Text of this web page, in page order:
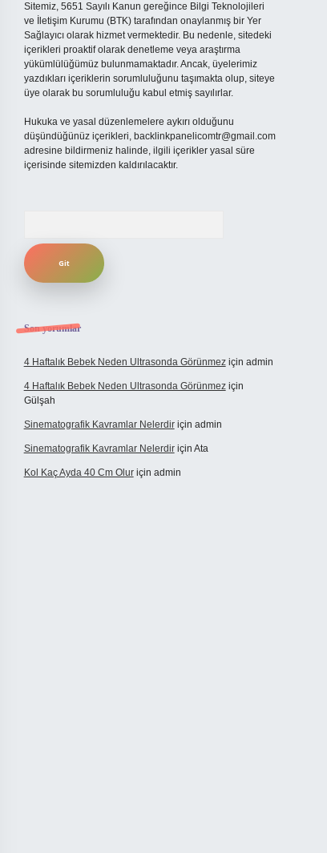
Sitemiz, 5651 Sayılı Kanun gereğince Bilgi Teknolojileri
ve İletişim Kurumu (BTK) tarafından onaylanmış bir Yer
Sağlayıcı olarak hizmet vermektedir. Bu nedenle, sitedeki
içerikleri proaktif olarak denetleme veya araştırma
yükümlülüğümüz bulunmamaktadır. Ancak, üyelerimiz
yazdıkları içeriklerin sorumluluğunu taşımakta olup, siteye
üye olarak bu sorumluluğu kabul etmiş sayılırlar.
Hukuka ve yasal düzenlemelere aykırı olduğunu
düşündüğünüz içerikleri, backlinkpanelicomtr@gmail.com
adresine bildirmeniz halinde, ilgili içerikler yasal süre
içerisinde sitemizden kaldırılacaktır.
Son yorumlar
4 Haftalık Bebek Neden Ultrasonda Görünmeziçin admin
4 Haftalık Bebek Neden Ultrasonda Görünmeziçin
Gülşah
Sinematografik Kavramlar Nelerdiriçin admin
Sinematografik Kavramlar Nelerdiriçin Ata
Kol Kaç Ayda 40 Cm Oluriçin admin